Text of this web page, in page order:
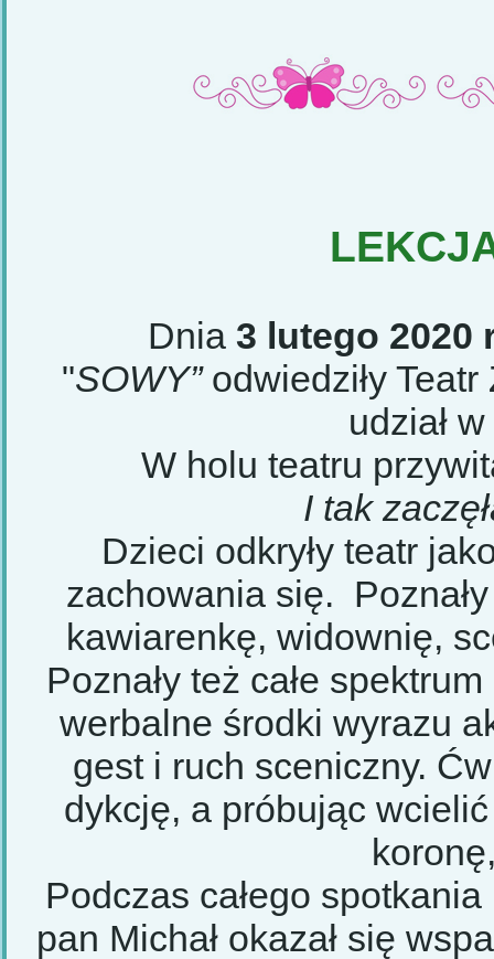
Dnia 3 lutego 2020
"SOWY”odwiedziły Teatr
udział
W holu teatru
I tak
Dzieci odkryły teatr
zachowania się.
kawiarenkę, widownię,
Poznały też całe
werbalne środki wyrazu
gest i ruch sceniczny.
dykcję, a próbując
Podczas całego spotkania
pan Michał okazał się